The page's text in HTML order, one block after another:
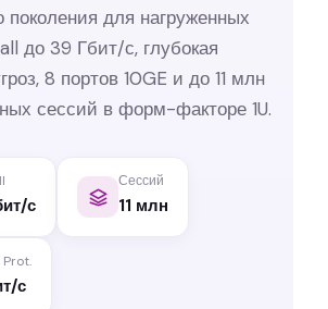
поколения для нагруженных
до 39 Гбит/с, глубокая
8 портов 10GE и до 11 млн
сессий в форм-факторе 1U.
с
Сессий
11 млн
с